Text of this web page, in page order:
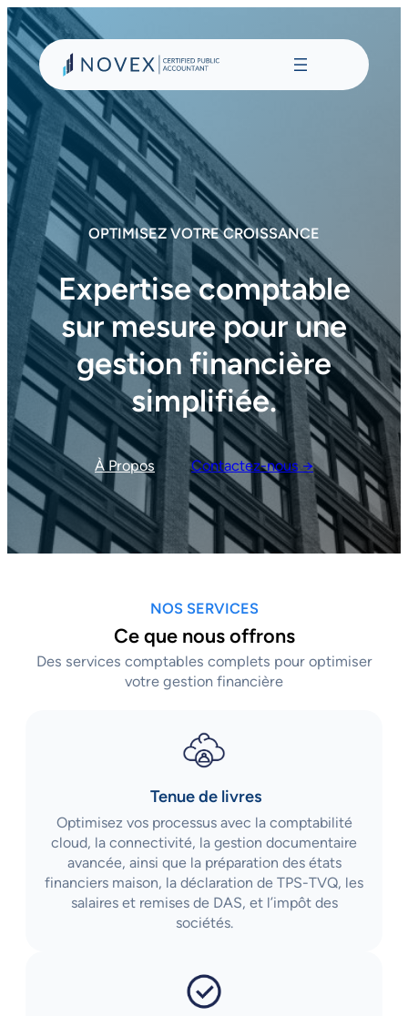
Aller
au
contenu
OPTIMISEZ VOTRE CROISSANCE
Expertise comptable
sur mesure pour une
gestion financière
simplifiée.
À Propos Contactez-nous →
NOS SERVICES
Ce que nous offrons
Des services comptables complets pour optimiser
votre gestion financière
Tenue de livres
Optimisez vos processus avec la comptabilité
cloud, la connectivité, la gestion documentaire
avancée, ainsi que la préparation des états
financiers maison, la déclaration de TPS-TVQ, les
salaires et remises de DAS, et l’impôt des
sociétés.